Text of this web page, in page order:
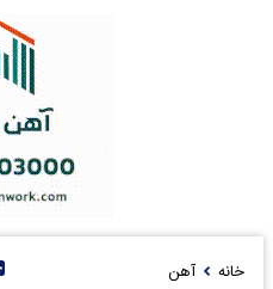
خانه آهن